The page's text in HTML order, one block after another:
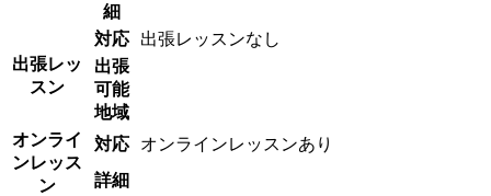
細
出張レッ
スン
対応
出張レッスンなし
出張
可能
地域
オンライ
ンレッス
ン
対応
オンラインレッスンあり
詳細